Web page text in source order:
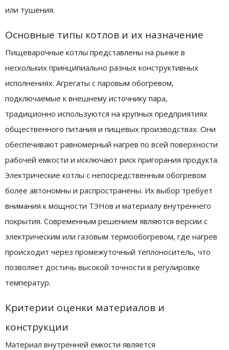
или тушения.
Основные типы котлов и их назначение
Пищеварочные котлы представлены на рынке в
нескольких принципиально разных конструктивных
исполнениях. Агрегаты с паровым обогревом,
подключаемые к внешнему источнику пара,
традиционно используются на крупных предприятиях
общественного питания и пищевых производствах. Они
обеспечивают равномерный нагрев по всей поверхности
рабочей емкости и исключают риск пригорания продукта.
Электрические котлы с непосредственным обогревом
более автономны и распространены. Их выбор требует
внимания к мощности ТЭНов и материалу внутреннего
покрытия. Современным решением являются версии с
электрическим или газовым термообогревом, где нагрев
происходит через промежуточный теплоноситель, что
позволяет достичь высокой точности в регулировке
температур.
Критерии оценки материалов и
конструкции
Материал внутренней емкости является